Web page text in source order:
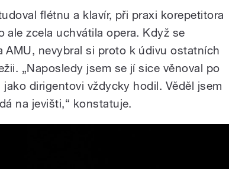
flétnu a klavír, při praxi korepetitora
ale zcela uchvátila opera. Když se
AMU, nevybral si proto k údivu ostatních
„Naposledy jsem se jí sice věnoval po
dirigentovi vždycky hodil. Věděl jsem
na jevišti,“ konstatuje.